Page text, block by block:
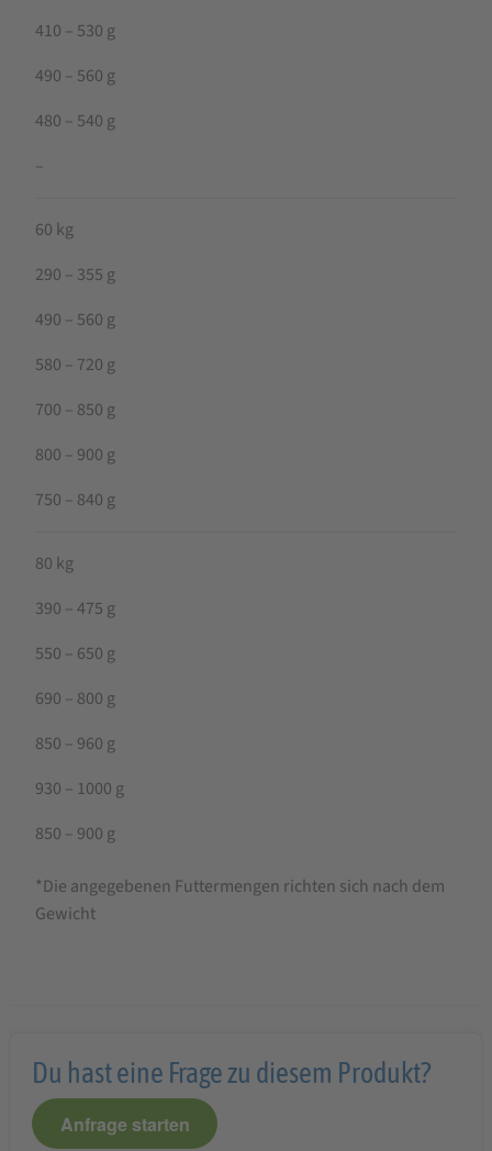
410 – 530 g
490 – 560 g
480 – 540 g
60 kg
290 – 355 g
490 – 560 g
580 – 720 g
700 – 850 g
800 – 900 g
750 – 840 g
80 kg
390 – 475 g
550 – 650 g
690 – 800 g
850 – 960 g
930 – 1000 g
850 – 900 g
*Die angegebenen Futtermengen richten sich nach dem
Gewicht
Du hast eine Frage zu diesem Produkt?
Anfrage starten